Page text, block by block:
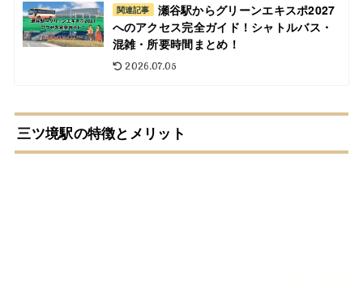
関連記事
瀬谷駅からグリーンエキスポ2027
へのアクセス完全ガイド！シャトルバス・
混雑・所要時間まとめ！
2026.07.05
三ツ境駅の特徴とメリット